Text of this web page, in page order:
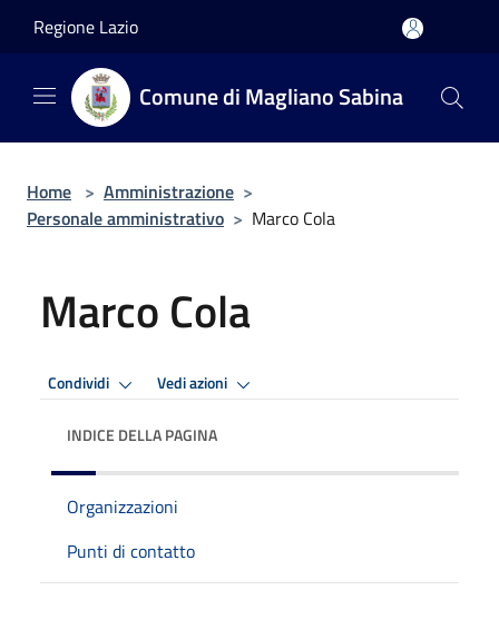
Regione Lazio
Comune di Magliano Sabina
Home > Amministrazione >
Personale amministrativo > Marco Cola
Marco Cola
Condividi Vedi azioni
INDICE DELLA PAGINA
Organizzazioni
Punti di contatto